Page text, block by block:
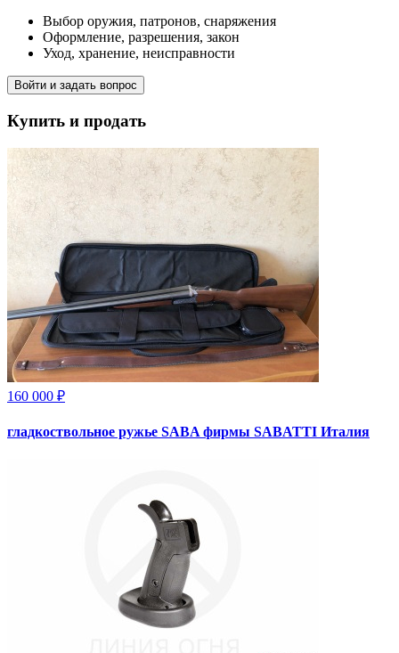
Выбор оружия, патронов, снаряжения
Оформление, разрешения, закон
Уход, хранение, неисправности
Войти и задать вопрос
Купить и продать
160 000 ₽
гладкоствольное ружье SABA фирмы SABATTI Италия